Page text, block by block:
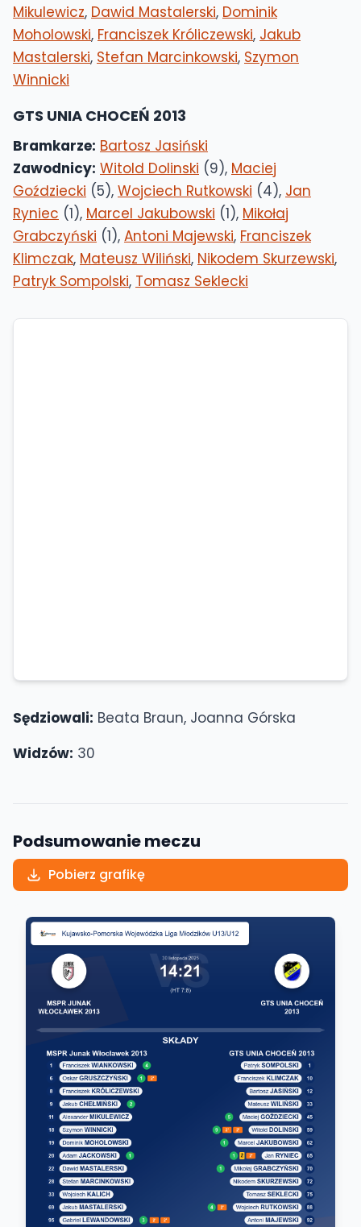
Mikulewicz, Dawid Mastalerski, Dominik
Moholowski, Franciszek Króliczewski, Jakub
Mastalerski, Stefan Marcinkowski, Szymon
Winnicki
GTS UNIA CHOCEŃ 2013
Bramkarze: Bartosz Jasiński
Zawodnicy: Witold Dolinski (9), Maciej
Goździecki (5), Wojciech Rutkowski (4), Jan
Ryniec (1), Marcel Jakubowski (1), Mikołaj
Grabczyński (1), Antoni Majewski, Franciszek
Klimczak, Mateusz Wiliński, Nikodem Skurzewski,
Patryk Sompolski, Tomasz Seklecki
Sędziowali: Beata Braun, Joanna Górska
Widzów: 30
Podsumowanie meczu
Pobierz grafikę